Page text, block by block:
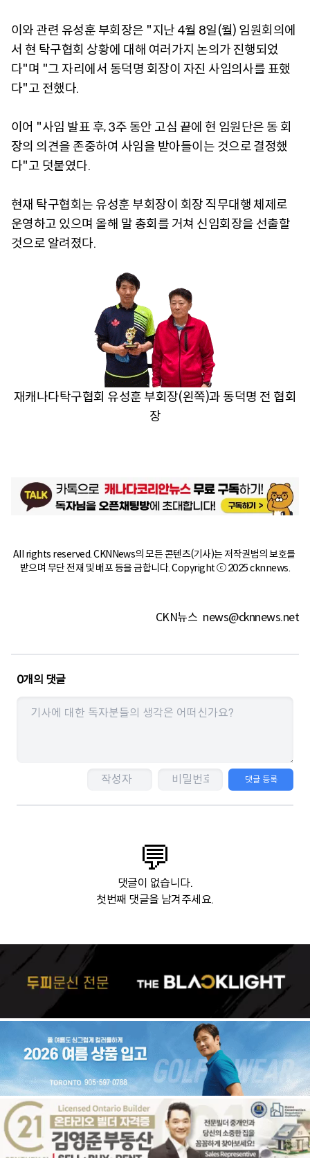
이와 관련 유성훈 부회장은 "지난 4월 8일(월) 임원회의에
서 현 탁구협회 상황에 대해 여러가지 논의가 진행되었
다"며 "그 자리에서 동덕명 회장이 자진 사임의사를 표했
다"고 전했다.
이어 "사임 발표 후, 3주 동안 고심 끝에 현 임원단은 동 회
장의 의견을 존중하여 사임을 받아들이는 것으로 결정했
다"고 덧붙였다.
현재 탁구협회는 유성훈 부회장이 회장 직무대행 체제로
운영하고 있으며 올해 말 총회를 거쳐 신임회장을 선출할
것으로 알려졌다.
재캐나다탁구협회 유성훈 부회장(왼쪽)과 동덕명 전 협회
장
All rights reserved. CKNNews의 모든 콘텐츠(기사)는 저작권법의 보호를
받으며 무단 전재 및 배포 등을 금합니다. Copyright ⓒ 2025 cknnews.
CKN뉴스 news@cknnews.net
0개의 댓글
댓글 등록
💬
댓글이 없습니다.
첫번째 댓글을 남겨주세요.